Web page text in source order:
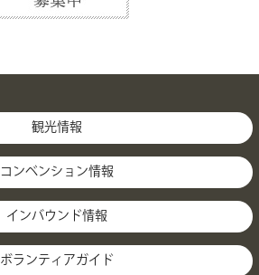
観光情報
コンベンション情報
インバウンド情報
ボランティアガイド